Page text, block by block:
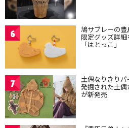
6 鳩サブレーの豊
限定グッズ詳
「はとっこ」
7 土偶なりきり
発掘された土
が新発売